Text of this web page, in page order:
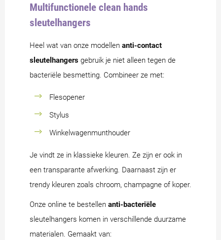
Multifunctionele clean hands
sleutelhangers
Heel wat van onze modellen anti-contact
sleutelhangers gebruik je niet alleen tegen de
bacteriële besmetting. Combineer ze met:
Flesopener
Stylus
Winkelwagenmunthouder
Je vindt ze in klassieke kleuren. Ze zijn er ook in
een transparante afwerking. Daarnaast zijn er
trendy kleuren zoals chroom, champagne of koper.
Onze online te bestellen anti-bacteriële
sleutelhangers komen in verschillende duurzame
materialen. Gemaakt van: